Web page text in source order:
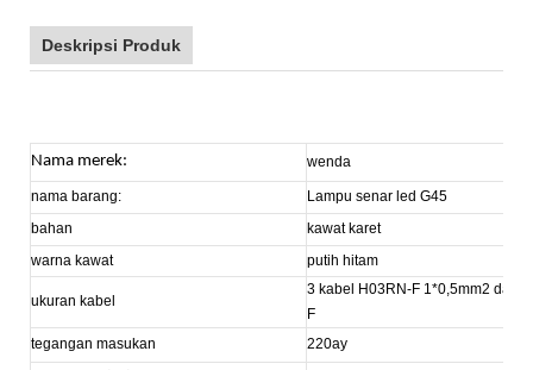
Deskripsi Produk
Nama merek: wenda
nama barang:
Lampu senar led G45
bahan
kawat karet
warna kawat
putih hitam
ukuran kabel
3 kabel H03RN-F 1*0,5mm2 dan
F
tegangan masukan
220ay